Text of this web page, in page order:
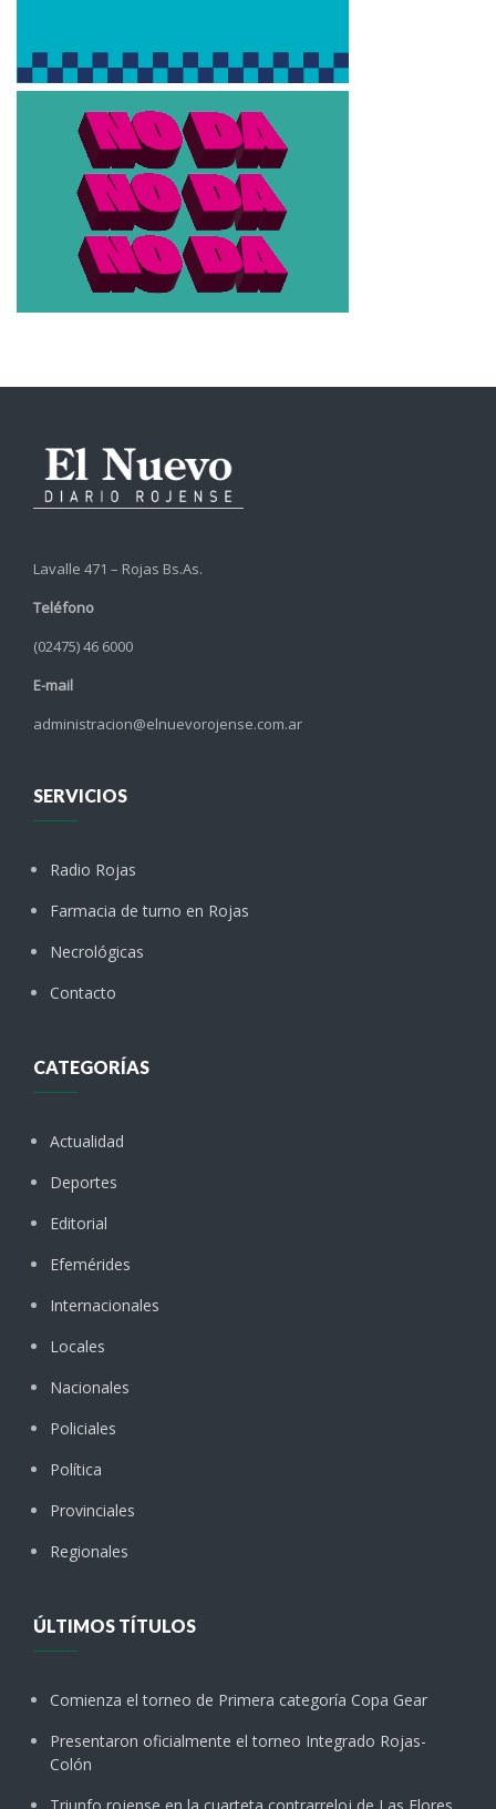
Lavalle 471 – Rojas Bs.As.
Teléfono
(02475) 46 6000
E-mail
administracion@elnuevorojense.com.ar
SERVICIOS
Radio Rojas
Farmacia de turno en Rojas
Necrológicas
Contacto
CATEGORÍAS
Actualidad
Deportes
Editorial
Efemérides
Internacionales
Locales
Nacionales
Policiales
Política
Provinciales
Regionales
ÚLTIMOS TÍTULOS
Comienza el torneo de Primera categoría Copa Gear
Presentaron oficialmente el torneo Integrado Rojas-
Colón